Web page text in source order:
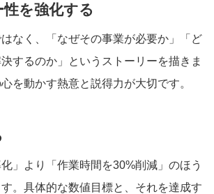
を強化する
なく、「なぜその事業が必要か」「ど
するのか」というストーリーを描きま
を動かす熱意と説得力が大切です。
化」より「作業時間を30%削減」のほう
。具体的な数値目標と、それを達成す